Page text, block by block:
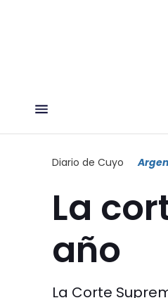
Diario de Cuyo
La
año
La Corte